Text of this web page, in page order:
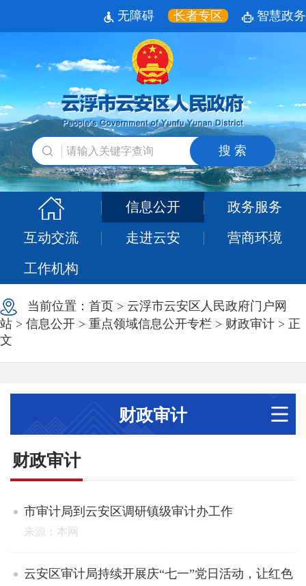
无障碍 长者专区 智慧政务
搜 索
信息公开 政务服务
互动交流 走进云安 营商环境
工作机构
当前位置： 首页 > 云浮市云安区人民政府门户网
站 > 信息公开 > 重点领域信息公开专栏 > 财政审计 > 正
文
财政审计
财政审计
市审计局到云安区调研镇级审计办工作
来源：本网
云安区审计局持续开展庆“七一”党日活动，让红色